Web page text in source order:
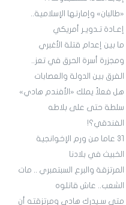
«طالبان» وإمارتها الإسلامية..
إعـادة تـدويـر أمريكي
ما بين إعدام قتلة الأغبري
ومجزرة أسرة الحرق في تعز..
الفرق بين الدولة والعصابات
هل فعلاً يملك «الأفندم هادي»
سلطة حتى على بلاطه
الفندقي؟!
3١ عاما من ورم الإخوانجية
الخبيث في بلادنا
المرتزقة والبرع السبتمبري .. مات
الشعب.. عاش قاتلوه
متى سـيدرك هادي ومرتزقته أن